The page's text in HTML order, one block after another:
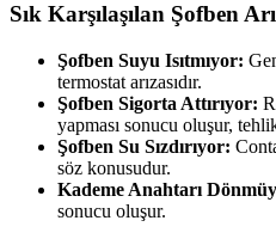
Sık Karşılaşılan Şofben
Şofben Suyu Isıtmıyor:
termostat arızasıdır.
Şofben Sigorta Attırıyor:
yapması sonucu oluşur,
Şofben Su Sızdırıyor:
söz konusudur.
Kademe Anahtarı
sonucu oluşur.